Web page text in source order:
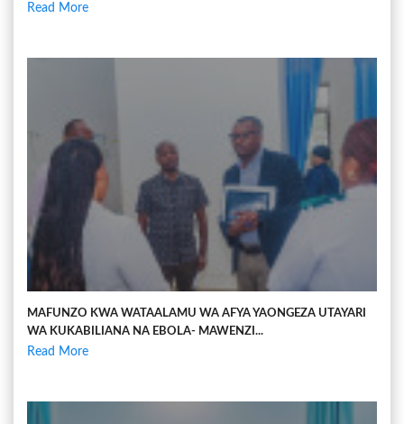
Read More
MAFUNZO KWA WATAALAMU WA AFYA YAONGEZA UTAYARI
WA KUKABILIANA NA EBOLA- MAWENZI...
Read More